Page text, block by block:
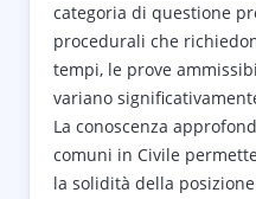
categoria di questione
procedurali che
tempi, le prove
variano
La conoscenza
comuni in Civile
la solidità della